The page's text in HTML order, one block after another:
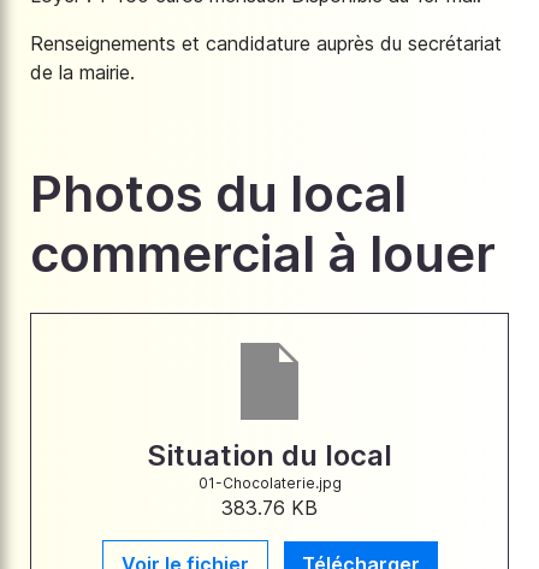
Renseignements et candidature auprès du secrétariat
de la mairie.
Photos du local
commercial à louer
Situation du local
01-Chocolaterie.jpg
383.76 KB
Voir le fichier Télécharger